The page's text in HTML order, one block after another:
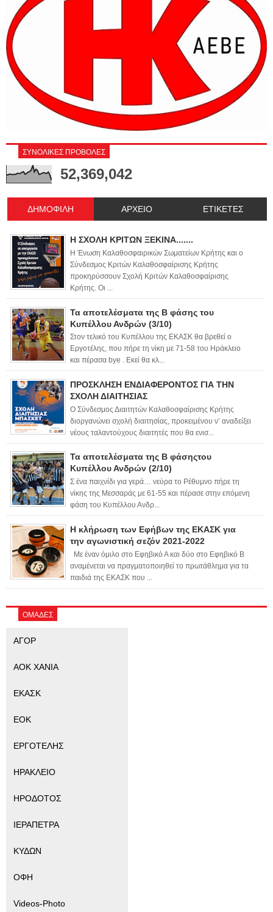
ΣΥΝΟΛΙΚΕΣ ΠΡΟΒΟΛΕΣ
52,369,042
ΔΗΜΟΦΙΛΗ ΑΡΧΕΙΟ ΕΤΙΚΕΤΕΣ
Η ΣΧΟΛΗ ΚΡΙΤΩΝ ΞΕΚΙΝΑ.......
Η Ένωση Καλαθοσφαιρικών Σωματείων Κρήτης και ο
Σύνδεσμος Κριτών Καλαθοσφαίρισης Κρήτης
προκηρύσσουν Σχολή Κριτών Καλαθοσφαίρισης
Κρήτης. Οι ...
Τα αποτελέσματα της Β φάσης του
Κυπέλλου Ανδρών (3/10)
Στον τελικό του Κυπέλλου της ΕΚΑΣΚ θα βρεθεί ο
Εργοτέλης, που πήρε τη νίκη με 71-58 του Ηράκλειο
και πέρασα bye . Εκεί θα κλ...
ΠΡΟΣΚΛΗΣΗ ΕΝΔΙΑΦΕΡΟΝΤΟΣ ΓΙΑ ΤΗΝ
ΣΧΟΛΗ ΔΙΑΙΤΗΣΙΑΣ
Ο Σύνδεσμος Διαιτητών Καλαθοσφαίρισης Κρήτης
διοργανώνει σχολή διαιτησίας, προκειμένου ν’ αναδείξει
νέους ταλαντούχους διαιτητές που θα ενισ...
Τα αποτελέσματα της Β φάσηςτου
Κυπέλλου Ανδρών (2/10)
Σ ένα παιχνίδι για γερά… νεύρα το Ρέθυμνο πήρε τη
νίκης της Μεσσαράς με 61-55 και πέρασε στην επόμενη
φάση του Κυπέλλου Ανδρ...
Η κλήρωση των Εφήβων της ΕΚΑΣΚ για
την αγωνιστική σεζόν 2021-2022
Με έναν όμιλο στο Εφηβικό Α και δύο στο Εφηβικό Β
αναμένεται να πραγματοποιηθεί το πρωτάθλημα για τα
παιδιά της ΕΚΑΣΚ που ...
ΟΜΑΔΕΣ
ΑΓΟΡ
ΑΟΚ ΧΑΝΙΑ
ΕΚΑΣΚ
ΕΟΚ
ΕΡΓΟΤΕΛΗΣ
ΗΡΑΚΛΕΙΟ
ΗΡΟΔΟΤΟΣ
ΙΕΡΑΠΕΤΡΑ
ΚΥΔΩΝ
ΟΦΗ
Videos-Photo